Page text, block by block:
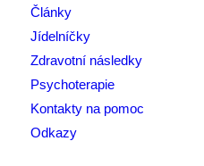
Články
Jídelníčky
Zdravotní následky
Psychoterapie
Kontakty na pomoc
Odkazy